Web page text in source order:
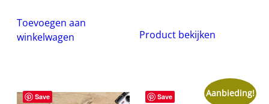
Toevoegen aan
winkelwagen
Product bekijken
Save Save Aanbieding!